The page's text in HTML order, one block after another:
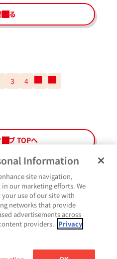
じる
3 4
の
番
ペ
ー
ブ TOPへ
バーズ会員規約プライバシーポリシー
Cookie設定Glicoホームページ
Information
site navigation,
in our marketing efforts. We
use of our site with
networks that provide
advertisements across
providers. Privacy